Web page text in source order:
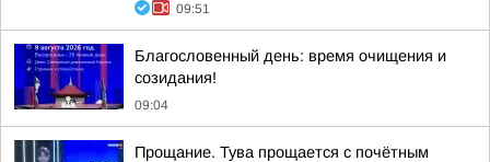
09:51
Благословенный день: время очищения и
созидания!
09:04
Прощание. Тува прощается с почётным